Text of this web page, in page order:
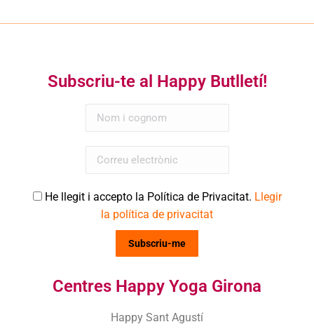
Subscriu-te al Happy Butlletí!
He llegit i accepto la Política de Privacitat. Llegir
la política de privacitat
Centres Happy Yoga Girona
Happy Sant Agustí